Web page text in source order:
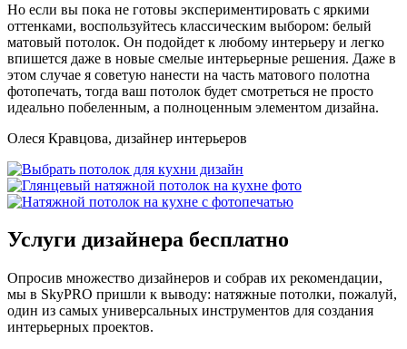
Но если вы пока не готовы экспериментировать с яркими
оттенками, воспользуйтесь классическим выбором: белый
матовый потолок. Он подойдет к любому интерьеру и легко
впишется даже в новые смелые интерьерные решения. Даже в
этом случае я советую нанести на часть матового полотна
фотопечать, тогда ваш потолок будет смотреться не просто
идеально побеленным, а полноценным элементом дизайна.
Олеся Кравцова, дизайнер интерьеров
Услуги дизайнера бесплатно
Опросив множество дизайнеров и собрав их рекомендации,
мы в SkyPRO пришли к выводу: натяжные потолки, пожалуй,
один из самых универсальных инструментов для создания
интерьерных проектов.